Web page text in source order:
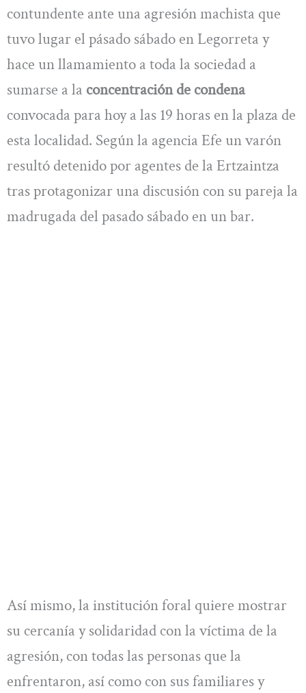
contundente ante una agresión machista que
tuvo lugar el pásado sábado en Legorreta y
hace un llamamiento a toda la sociedad a
sumarse a la concentración de condena
convocada para hoy a las 19 horas en la plaza de
esta localidad. Según la agencia Efe un varón
resultó detenido por agentes de la Ertzaintza
tras protagonizar una discusión con su pareja la
madrugada del pasado sábado en un bar.
Así mismo, la institución foral quiere mostrar
su cercanía y solidaridad con la víctima de la
agresión, con todas las personas que la
enfrentaron, así como con sus familiares y